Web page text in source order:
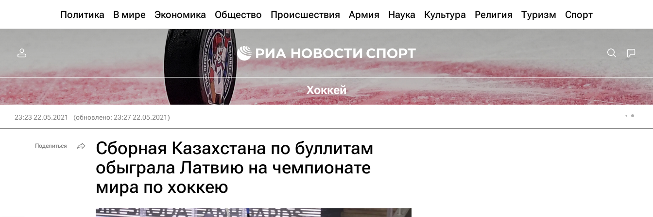
Политика В мире Экономика Общество Происшествия Армия Наука Культура Религия Туризм Спорт
Хоккей
23:23 22.05.2021 (обновлено: 23:27 22.05.2021)
Сборная Казахстана по буллитам
обыграла Латвию на чемпионате
мира по хоккею
Поделиться